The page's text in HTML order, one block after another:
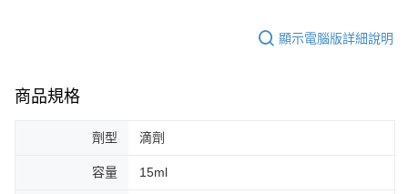
顯示電腦版詳細說明
商品規格
劑型 滴劑
容量 15ml